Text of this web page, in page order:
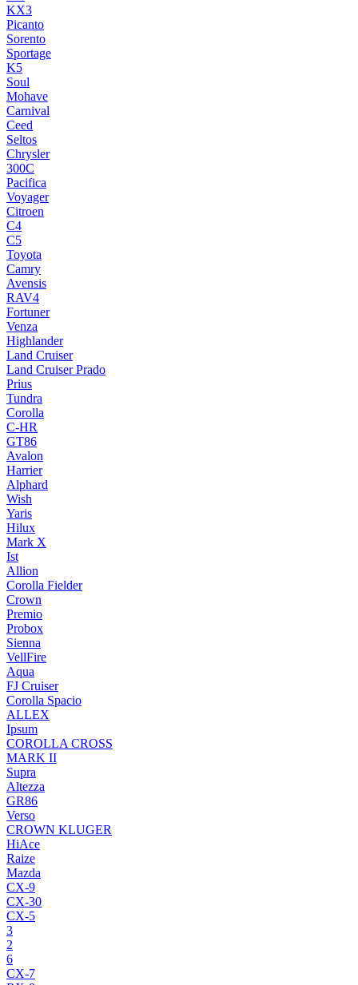
KX3
Picanto
Sorento
Sportage
K5
Soul
Mohave
Carnival
Ceed
Seltos
Chrysler
300C
Pacifica
Voyager
Citroen
C4
C5
Toyota
Camry
Avensis
RAV4
Fortuner
Venza
Highlander
Land Cruiser
Land Cruiser Prado
Prius
Tundra
Corolla
C-HR
GT86
Avalon
Harrier
Alphard
Wish
Yaris
Hilux
Mark X
Ist
Allion
Corolla Fielder
Crown
Premio
Probox
Sienna
VellFire
Aqua
FJ Cruiser
Corolla Spacio
ALLEX
Ipsum
COROLLA CROSS
MARK II
Supra
Altezza
GR86
Verso
CROWN KLUGER
HiAce
Raize
Mazda
CX-9
CX-30
CX-5
3
2
6
CX-7